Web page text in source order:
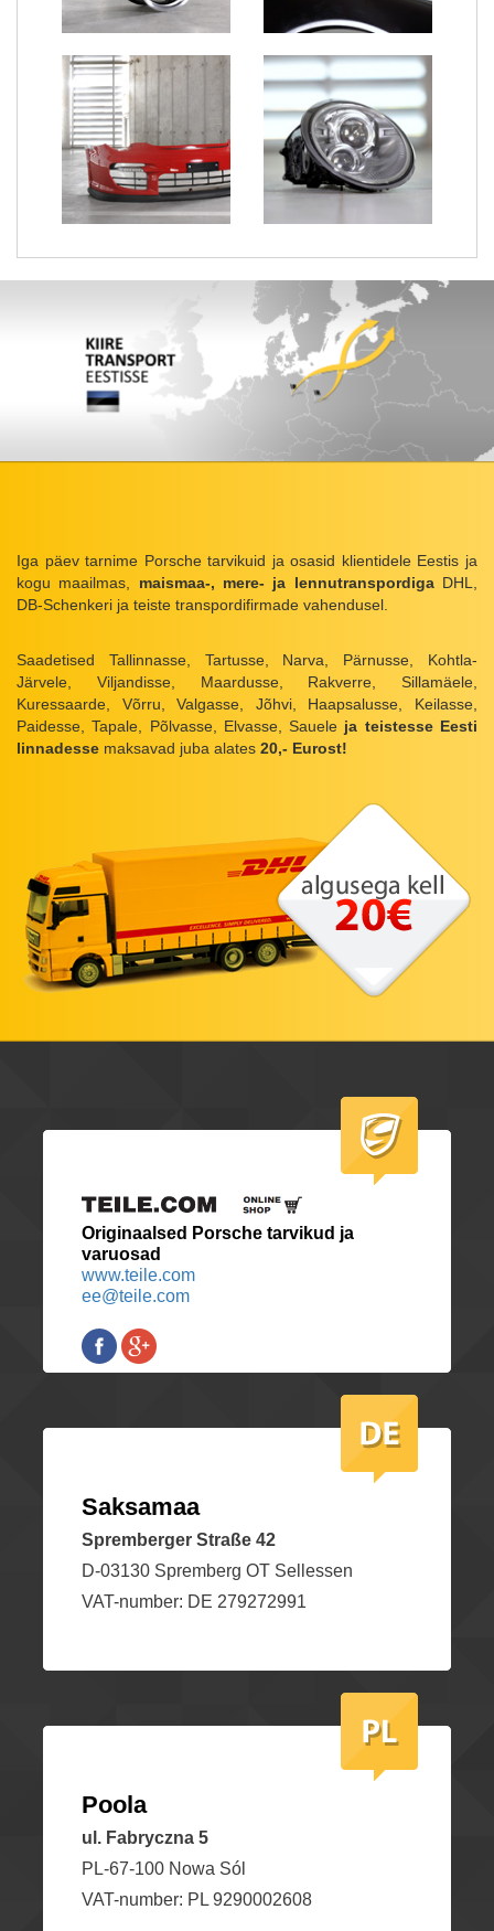
Iga päev tarnime Porsche tarvikuid ja osasid klientidele Eestis ja
kogu maailmas, maismaa-, mere- ja lennutranspordigaDHL,
DB-Schenkeri ja teiste transpordifirmade vahendusel.
Saadetised Tallinnasse, Tartusse, Narva, Pärnusse, Kohtla-
Järvele, Viljandisse, Maardusse, Rakverre, Sillamäele,
Kuressaarde, Võrru, Valgasse, Jõhvi, Haapsalusse, Keilasse,
Paidesse, Tapale, Põlvasse, Elvasse, Sauele ja teistesse Eesti
linnadesse maksavad juba alates 20,- Eurost!
Originaalsed Porsche tarvikud ja
varuosad
www.teile.com
ee@teile.com
Saksamaa
Spremberger Straße 42
D-03130 Spremberg OT Sellessen
VAT-number: DE 279272991
Poola
ul. Fabryczna 5
PL-67-100 Nowa Sól
VAT-number: PL 9290002608